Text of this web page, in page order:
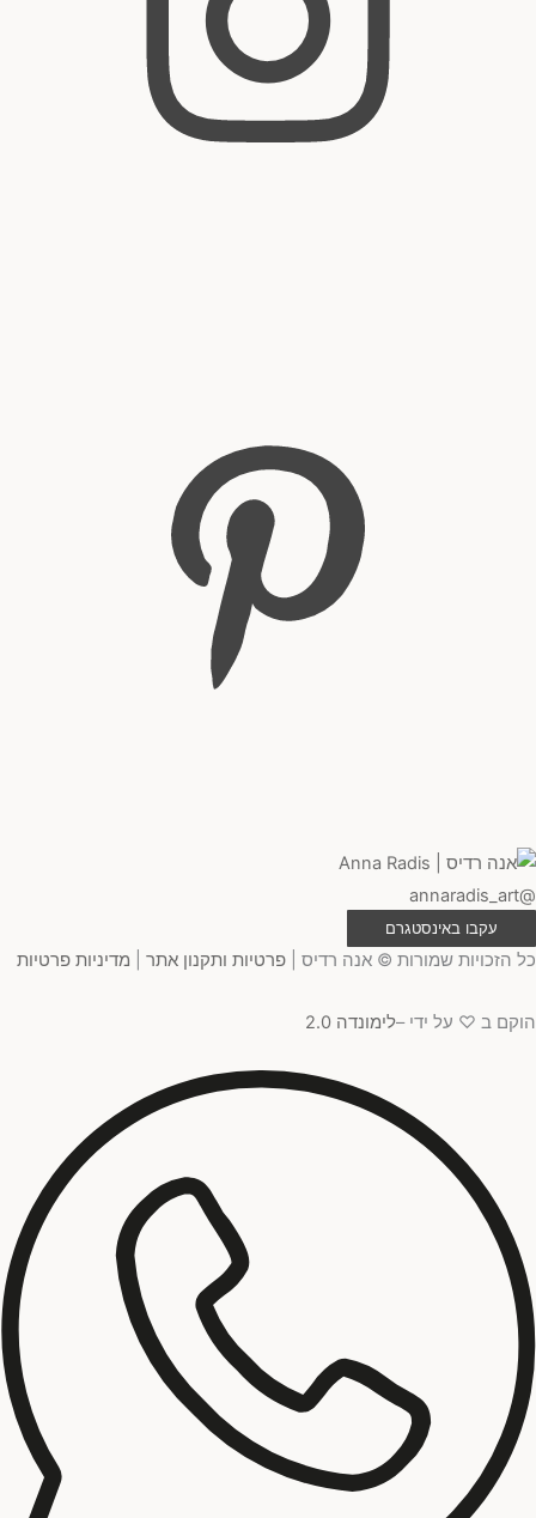
@annaradis_art
עקבו באינסטגרם
כל הזכויות שמורות © אנה רדיס | פרטיות ותקנון אתר מדיניות פרטיות
הוקם ב ♡ על ידי –לימונדה 2.0